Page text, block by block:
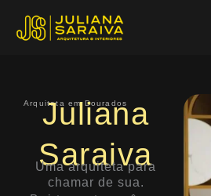
Arquiteta em Dourados
Juliana
Saraiva
Uma arquiteta para
chamar de sua.